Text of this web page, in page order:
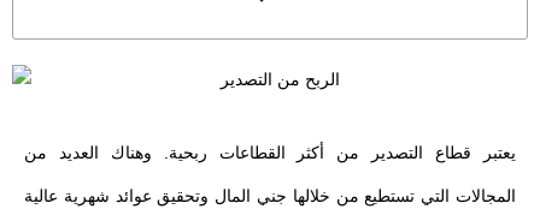
يعتبر قطاع التصدير من أكثر القطاعات ربحية. وهناك العديد من
المجالات التي تستطيع من خلالها جني المال وتحقيق عوائد شهرية عالية